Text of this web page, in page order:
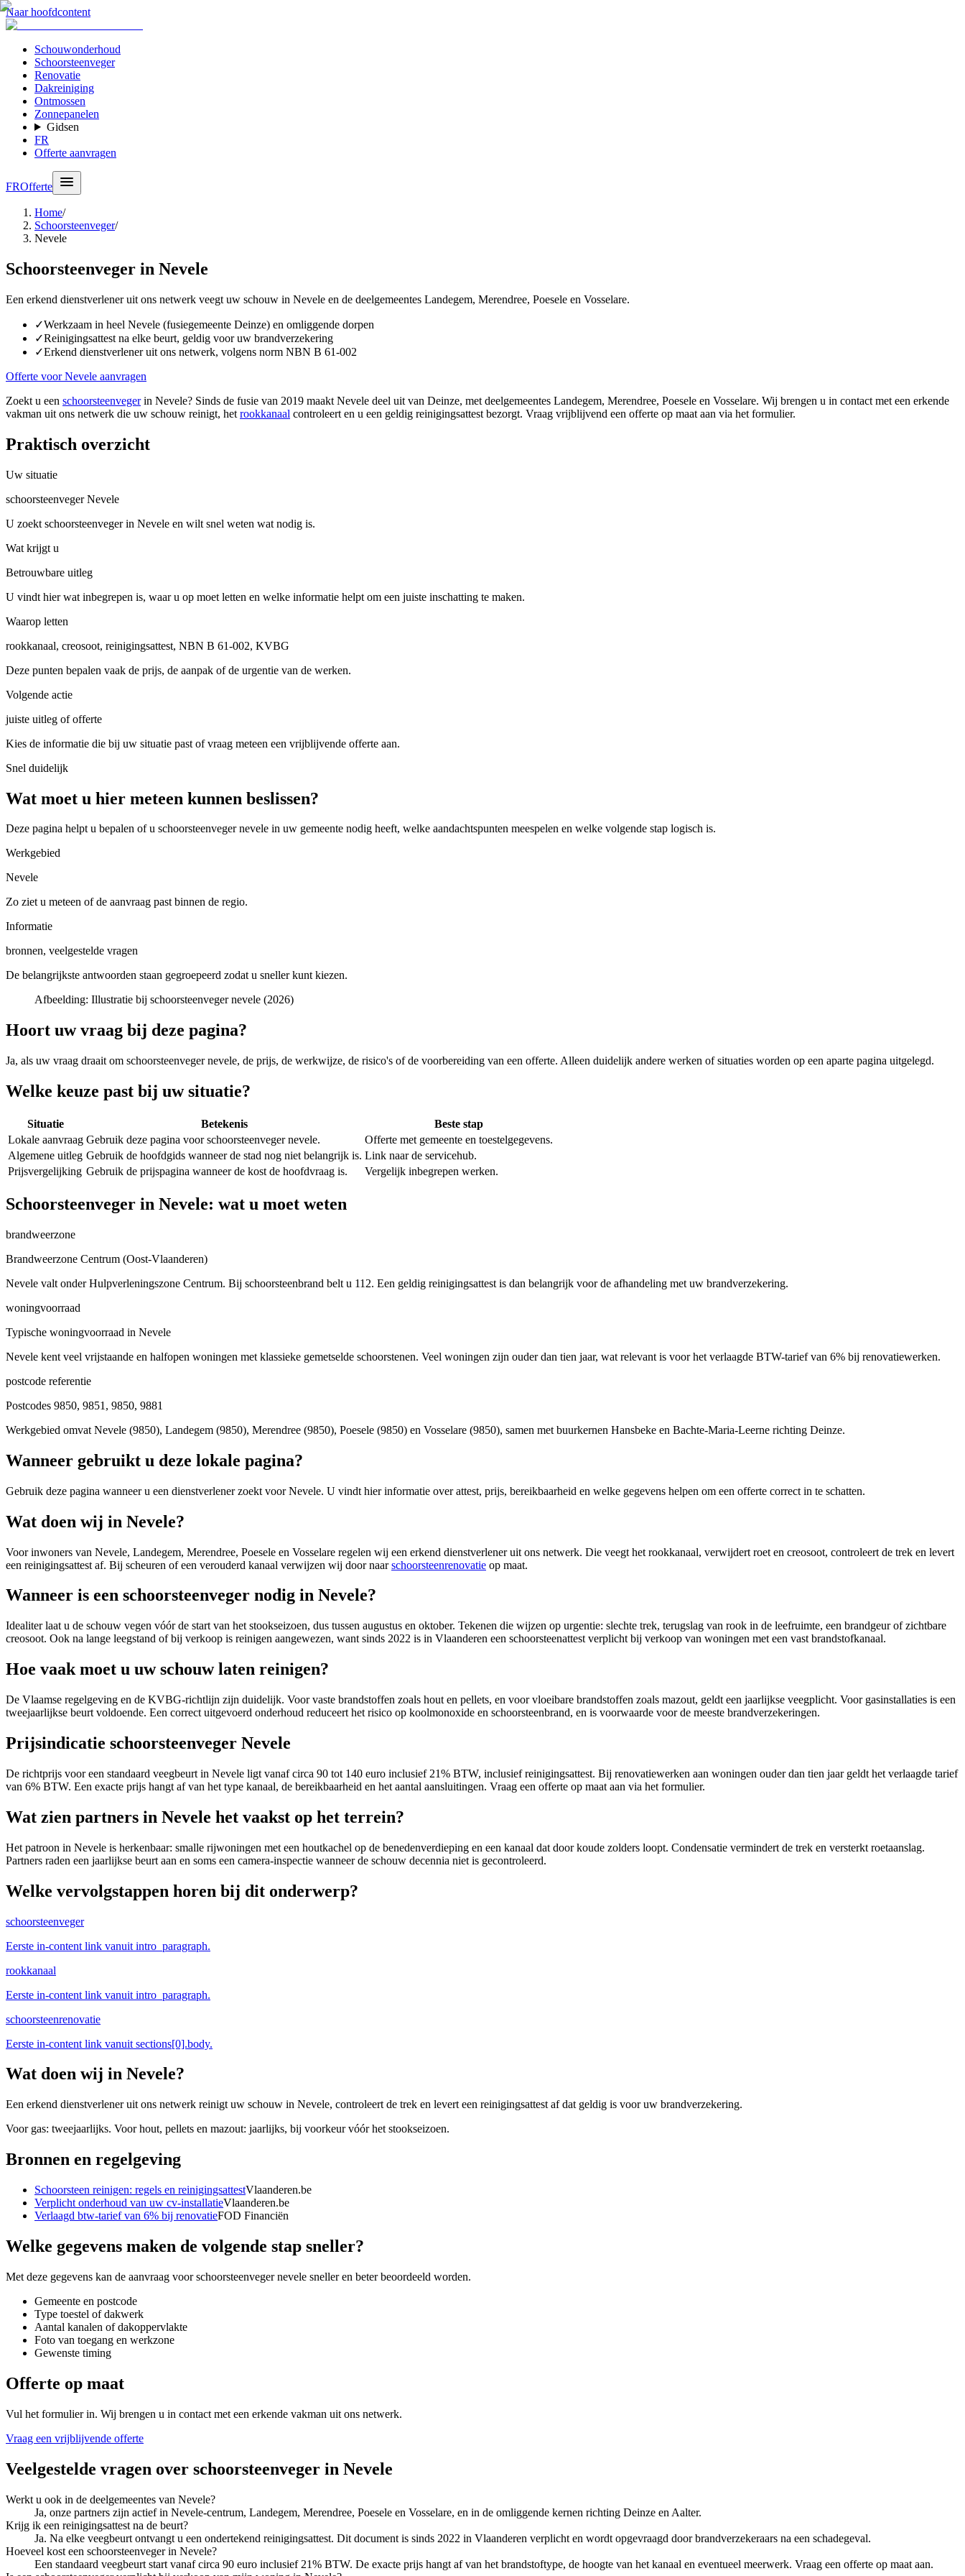
Naar hoofdcontent
Schouwonderhoud
Schoorsteenveger
Renovatie
Dakreiniging
Ontmossen
Zonnepanelen
Gidsen
FR
Offerte aanvragen
FROfferte
Home/
Schoorsteenveger/
Nevele
Schoorsteenveger in Nevele
Een erkend dienstverlener uit ons netwerk veegt uw schouw in Nevele en de deelgemeentes Landegem, Merendree, Poesele en Vosselare.
✓Werkzaam in heel Nevele (fusiegemeente Deinze) en omliggende dorpen
✓Reinigingsattest na elke beurt, geldig voor uw brandverzekering
✓Erkend dienstverlener uit ons netwerk, volgens norm NBN B 61-002
Offerte voor Nevele aanvragen
Zoekt u een schoorsteenvegerin Nevele? Sinds de fusie van 2019 maakt Nevele deel uit van Deinze, met deelgemeentes Landegem, Merendree, Poesele en Vosselare. Wij brengen u in contact met een erkende
vakman uit ons netwerk die uw schouw reinigt, het rookkanaal controleert en u een geldig reinigingsattest bezorgt. Vraag vrijblijvend een offerte op maat aan via het formulier.
Praktisch overzicht
Uw situatie
schoorsteenveger Nevele
U zoekt schoorsteenveger in Nevele en wilt snel weten wat nodig is.
Wat krijgt u
Betrouwbare uitleg
U vindt hier wat inbegrepen is, waar u op moet letten en welke informatie helpt om een juiste inschatting te maken.
Waarop letten
rookkanaal, creosoot, reinigingsattest, NBN B 61-002, KVBG
Deze punten bepalen vaak de prijs, de aanpak of de urgentie van de werken.
Volgende actie
juiste uitleg of offerte
Kies de informatie die bij uw situatie past of vraag meteen een vrijblijvende offerte aan.
Snel duidelijk
Wat moet u hier meteen kunnen beslissen?
Deze pagina helpt u bepalen of u schoorsteenveger nevele in uw gemeente nodig heeft, welke aandachtspunten meespelen en welke volgende stap logisch is.
Werkgebied
Nevele
Zo ziet u meteen of de aanvraag past binnen de regio.
Informatie
bronnen, veelgestelde vragen
De belangrijkste antwoorden staan gegroepeerd zodat u sneller kunt kiezen.
Afbeelding: Illustratie bij schoorsteenveger nevele (2026)
Hoort uw vraag bij deze pagina?
Ja, als uw vraag draait om schoorsteenveger nevele, de prijs, de werkwijze, de risico's of de voorbereiding van een offerte. Alleen duidelijk andere werken of situaties worden op een aparte pagina uitgelegd.
Welke keuze past bij uw situatie?
Situatie Betekenis
Beste stap
Lokale aanvraag Gebruik deze pagina voor schoorsteenveger nevele.
Offerte met gemeente en toestelgegevens.
Algemene uitleg Gebruik de hoofdgids wanneer de stad nog niet belangrijk is. Link naar de servicehub.
Prijsvergelijking Gebruik de prijspagina wanneer de kost de hoofdvraag is. Vergelijk inbegrepen werken.
Schoorsteenveger in Nevele: wat u moet weten
brandweerzone
Brandweerzone Centrum (Oost-Vlaanderen)
Nevele valt onder Hulpverleningszone Centrum. Bij schoorsteenbrand belt u 112. Een geldig reinigingsattest is dan belangrijk voor de afhandeling met uw brandverzekering.
woningvoorraad
Typische woningvoorraad in Nevele
Nevele kent veel vrijstaande en halfopen woningen met klassieke gemetselde schoorstenen. Veel woningen zijn ouder dan tien jaar, wat relevant is voor het verlaagde BTW-tarief van 6% bij renovatiewerken.
postcode referentie
Postcodes 9850, 9851, 9850, 9881
Werkgebied omvat Nevele (9850), Landegem (9850), Merendree (9850), Poesele (9850) en Vosselare (9850), samen met buurkernen Hansbeke en Bachte-Maria-Leerne richting Deinze.
Wanneer gebruikt u deze lokale pagina?
Gebruik deze pagina wanneer u een dienstverlener zoekt voorNevele. U vindt hier informatie over attest, prijs, bereikbaarheid en welke gegevens helpen om een offerte correct in te schatten.
Wat doen wij in Nevele?
Voor inwoners van Nevele, Landegem, Merendree, Poesele en Vosselare regelen wij een erkend dienstverlener uit ons netwerk. Die veegt het rookkanaal, verwijdert roet en creosoot, controleert de trek en levert
een reinigingsattest af. Bij scheuren of een verouderd kanaal verwijzen wij door naarschoorsteenrenovatie op maat.
Wanneer is een schoorsteenveger nodig in Nevele?
Idealiter laat u de schouw vegen vóór de start van het stookseizoen, dus tussen augustus en oktober. Tekenen die wijzen op urgentie: slechte trek, terugslag van rook in de leefruimte, een brandgeur of zichtbare
creosoot. Ook na lange leegstand of bij verkoop is reinigen aangewezen, want sinds 2022 is in Vlaanderen een schoorsteenattest verplicht bij verkoop van woningen met een vast brandstofkanaal.
Hoe vaak moet u uw schouw laten reinigen?
De Vlaamse regelgeving en de KVBG-richtlijn zijn duidelijk. Voor vaste brandstoffen zoals hout en pellets, en voor vloeibare brandstoffen zoals mazout, geldt een jaarlijkse veegplicht. Voor gasinstallaties is een
tweejaarlijkse beurt voldoende. Een correct uitgevoerd onderhoud reduceert het risico op koolmonoxide en schoorsteenbrand, en is voorwaarde voor de meeste brandverzekeringen.
Prijsindicatie schoorsteenveger Nevele
De richtprijs voor een standaard veegbeurt in Nevele ligt vanaf circa 90 tot 140 euro inclusief 21% BTW, inclusief reinigingsattest. Bij renovatiewerken aan woningen ouder dan tien jaar geldt het verlaagde tarief
van 6% BTW. Een exacte prijs hangt af van het type kanaal, de bereikbaarheid en het aantal aansluitingen. Vraag een offerte op maat aan via het formulier.
Wat zien partners in Nevele het vaakst op het terrein?
Het patroon in Nevele is herkenbaar: smalle rijwoningen met een houtkachel op de benedenverdieping en een kanaal dat door koude zolders loopt. Condensatie vermindert de trek en versterkt roetaanslag.
Partners raden een jaarlijkse beurt aan en soms een camera-inspectie wanneer de schouw decennia niet is gecontroleerd.
Welke vervolgstappen horen bij dit onderwerp?
schoorsteenveger
Eerste in-content link vanuit intro_paragraph.
rookkanaal
Eerste in-content link vanuit intro_paragraph.
schoorsteenrenovatie
Eerste in-content link vanuit sections[0].body.
Wat doen wij in Nevele?
Een erkend dienstverlener uit ons netwerk reinigt uw schouw in Nevele, controleert de trek en levert een reinigingsattest af dat geldig is voor uw brandverzekering.
Voor gas: tweejaarlijks. Voor hout, pellets en mazout: jaarlijks, bij voorkeur vóór het stookseizoen.
Bronnen en regelgeving
Schoorsteen reinigen: regels en reinigingsattestVlaanderen.be
Verplicht onderhoud van uw cv-installatieVlaanderen.be
Verlaagd btw-tarief van 6% bij renovatieFOD Financiën
Welke gegevens maken de volgende stap sneller?
Met deze gegevens kan de aanvraag voorschoorsteenveger nevele sneller en beter beoordeeld worden.
Gemeente en postcode
Type toestel of dakwerk
Aantal kanalen of dakoppervlakte
Foto van toegang en werkzone
Gewenste timing
Offerte op maat
Vul het formulier in. Wij brengen u in contact met een erkende vakman uit ons netwerk.
Vraag een vrijblijvende offerte
Veelgestelde vragen over schoorsteenveger in Nevele
Werkt u ook in de deelgemeentes van Nevele?
Ja, onze partners zijn actief in Nevele-centrum, Landegem, Merendree, Poesele en Vosselare, en in de omliggende kernen richting Deinze en Aalter.
Krijg ik een reinigingsattest na de beurt?
Ja. Na elke veegbeurt ontvangt u een ondertekend reinigingsattest. Dit document is sinds 2022 in Vlaanderen verplicht en wordt opgevraagd door brandverzekeraars na een schadegeval.
Hoeveel kost een schoorsteenveger in Nevele?
Een standaard veegbeurt start vanaf circa 90 euro inclusief 21% BTW. De exacte prijs hangt af van het brandstoftype, de hoogte van het kanaal en eventueel meerwerk. Vraag een offerte op maat aan.